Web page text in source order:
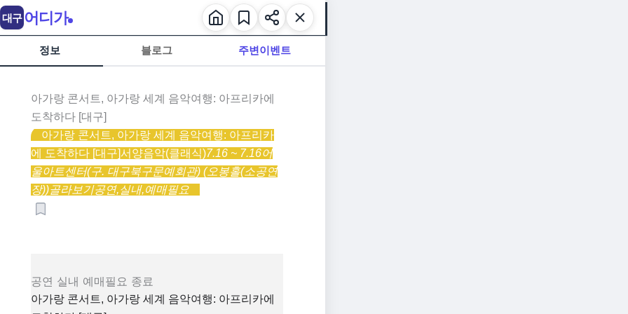
정보 블로그 주변이벤트
아가랑 콘서트, 아가랑 세계 음악여행: 아프리카에
도착하다 [대구]
아가랑 콘서트, 아가랑 세계 음악여행: 아프리카
에 도착하다 [대구]서양음악(클래식)7.16 ~ 7.16어
울아트센터(구. 대구북구문예회관) (오봉홀(소공연
장))골라보기공연,실내,예매필요
공연 실내 예매필요 종료
아가랑 콘서트, 아가랑 세계 음악여행: 아프리카에
대구 어디가